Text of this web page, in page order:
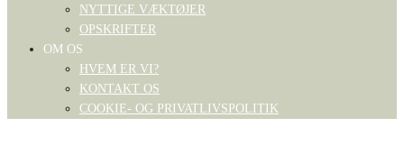
NYTTIGE VÆKTØJER
OPSKRIFTER
OM OS
HVEM ER VI?
KONTAKT OS
COOKIE- OG PRIVATLIVSPOLITIK